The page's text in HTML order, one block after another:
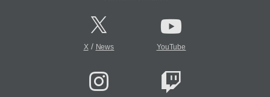
X/ News YouTube